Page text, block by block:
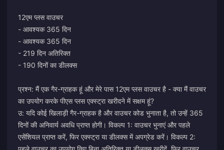
12एम प्लस वाउचर
- आवश्यक 365 दिन
- आवश्यक 365 दिन
- 219 दिन अतिरिक्त
- 190 दिनों का डीलक्स
प्रश्न: मैं एक गैर-ग्राहक हूं और मेरे पास 12एम प्लस वाउचर है - क्या मैं वाउचर
का उपयोग करके पीएस प्लस एक्स्ट्रा खरीदने में सक्षम हूं?
उ: यदि कोई खिलाड़ी गैर-ग्राहक है और वाउचर कोड भुनाता है, तो उन्हें 365
दिनों की अनिवार्य अवधि प्राप्त होगी। विकल्प 1: वाउचर भुनाएं और पहले
एसेंशियल प्राप्त करें, फिर एक्स्ट्रा या डीलक्स में अपग्रेड करें। विकल्प 2: